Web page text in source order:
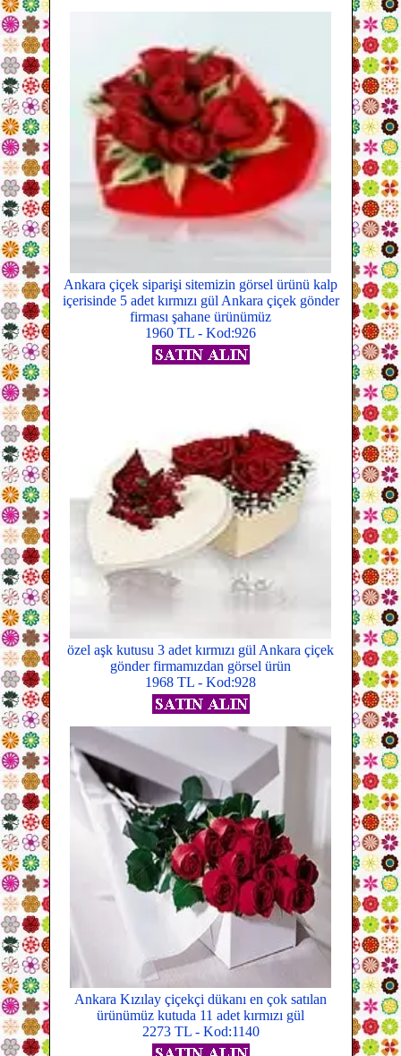
Ankara çiçek siparişi sitemizin görsel ürünü kalp
içerisinde 5 adet kırmızı gül Ankara çiçek gönder
firması şahane ürünümüz
1960 TL - Kod:926
özel aşk kutusu 3 adet kırmızı gül Ankara çiçek
gönder firmamızdan görsel ürün
1968 TL - Kod:928
Ankara Kızılay çiçekçi dükanı en çok satılan
ürünümüz kutuda 11 adet kırmızı gül
2273 TL - Kod:1140